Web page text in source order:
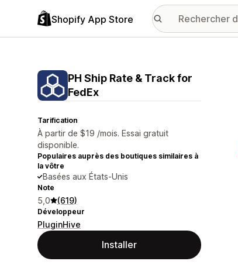
Shopify App Store
PH Ship Rate & Track for
FedEx
Tarification
À partir de $19 /mois. Essai gratuit
disponible.
Populaires auprès des boutiques similaires à
la vôtre
Basées aux États-Unis
Note
5,0 (619)
Développeur
PluginHive
Installer